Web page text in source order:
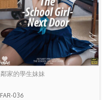
鄰家的學生妹妹
FAR-036